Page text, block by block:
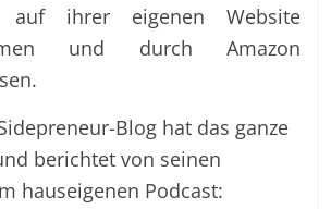
auf ihrer eigenen Website
und durch Amazon
Blog hat das ganze
berichtet von seinen
hauseigenen Podcast: